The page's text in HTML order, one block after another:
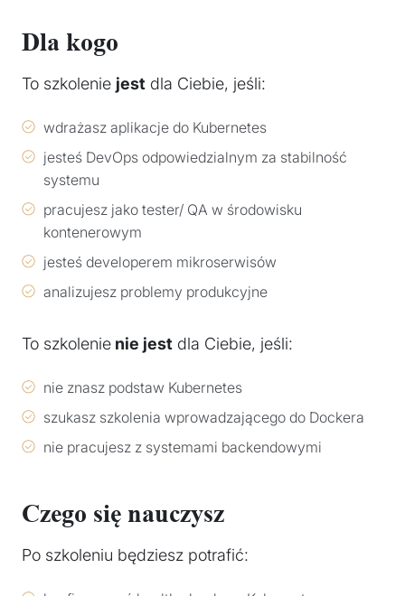
Dla kogo
To szkolenie jest dla Ciebie, jeśli:
wdrażasz aplikacje do Kubernetes
jesteś DevOps odpowiedzialnym za stabilność
systemu
pracujesz jako tester/ QA w środowisku
kontenerowym
jesteś developerem mikroserwisów
analizujesz problemy produkcyjne
To szkolenie nie jest dla Ciebie, jeśli:
nie znasz podstaw Kubernetes
szukasz szkolenia wprowadzającego do Dockera
nie pracujesz z systemami backendowymi
Czego się nauczysz
Po szkoleniu będziesz potrafić: